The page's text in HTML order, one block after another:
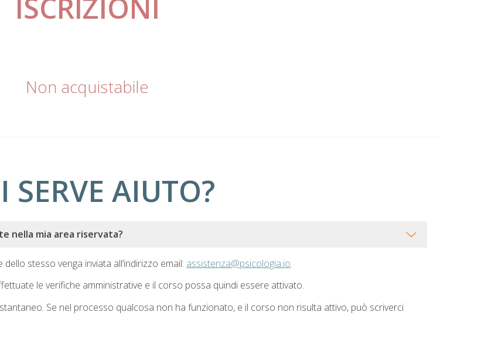
ISCRIZIONI
Non acquistabile
SERVE AIUTO?
nella mia area riservata?
stesso venga inviata all’indirizzo email: assistenza@psicologia.io.
le verifiche amministrative e il corso possa quindi essere attivato.
Se nel processo qualcosa non ha funzionato, e il corso non risulta attivo, può scriverci